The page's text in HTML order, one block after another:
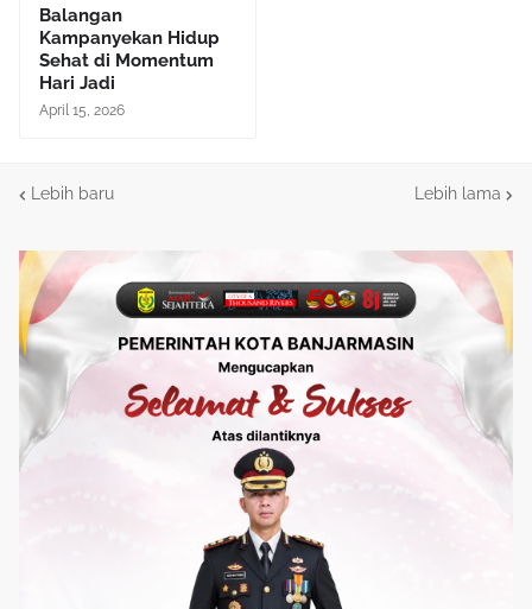
Balangan
Kampanyekan Hidup
Sehat di Momentum
Hari Jadi
April 15, 2026
Lebih baru Lebih lama